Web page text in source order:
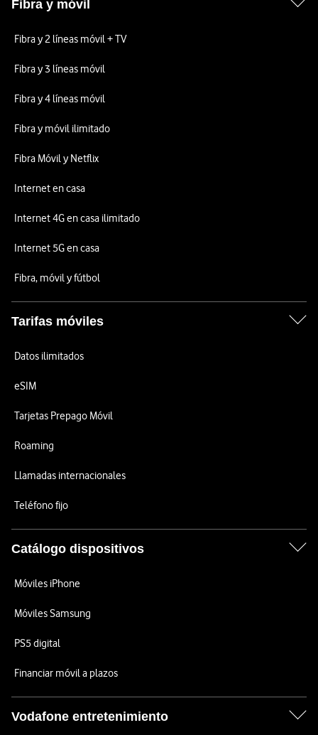
Fibra y móvil
Fibra y 2 líneas móvil + TV
Fibra y 3 líneas móvil
Fibra y 4 líneas móvil
Fibra y móvil ilimitado
Fibra Móvil y Netflix
Internet en casa
Internet 4G en casa ilimitado
Internet 5G en casa
Fibra, móvil y fútbol
Tarifas móviles
Datos ilimitados
eSIM
Tarjetas Prepago Móvil
Roaming
Llamadas internacionales
Teléfono fijo
Catálogo dispositivos
Móviles iPhone
Móviles Samsung
PS5 digital
Financiar móvil a plazos
Vodafone entretenimiento